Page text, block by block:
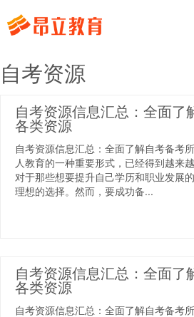
自考资源
自考资源信息汇总：全面了
各类资源
自考资源信息汇总：全面了解自考备考
人教育的一种重要形式，已经得到越来
对于那些想要提升自己学历和职业发展
理想的选择。然而，要成功备...
自考资源信息汇总：全面了
各类资源
自考资源信息汇总：全面了解自考备考